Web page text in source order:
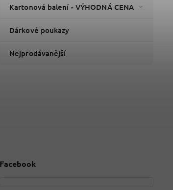
Kartonová balení - VÝHODNÁ CENA
Dárkové poukazy
Nejprodávanější
Facebook